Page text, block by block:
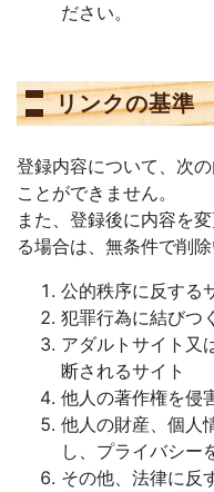
ださい。
リンクの基準
登録内容について、次
ことができません。
また、登録後に内容を
る場合は、無条件で削除
公的秩序に反する
犯罪行為に結びつ
アダルトサイト又
断されるサイト
他人の著作権を侵
他人の財産、個人
し、プライバシー
その他、法律に反